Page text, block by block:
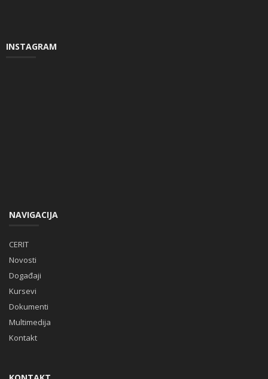
INSTAGRAM
NAVIGACIJA
CERIT
Novosti
Događaji
Kursevi
Dokumenti
Multimedija
Kontakt